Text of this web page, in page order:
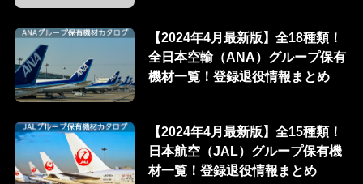
【2024年4月最新版】全18種類！
全日本空輸（ANA）グループ保有
機材一覧！登録退役情報まとめ
【2024年4月最新版】全15種類！
日本航空（JAL）グループ保有機
材一覧！登録退役情報まとめ